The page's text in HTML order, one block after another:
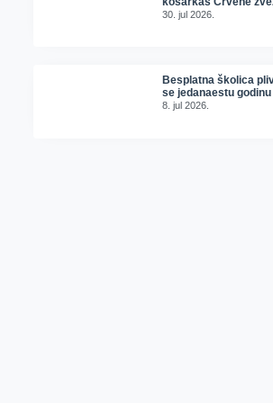
30. jul 2026.
Besplatna školica
se jedanaestu
8. jul 2026.